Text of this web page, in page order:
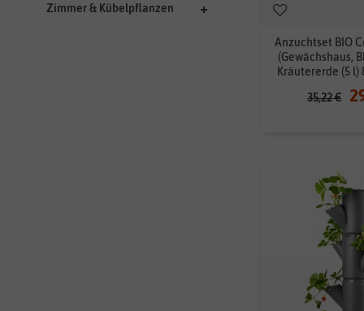
Zimmer & Kübelpflanzen
Anzuchtset BIO
(Gewächshaus,
Kräutererde (5 l)
35,22 €